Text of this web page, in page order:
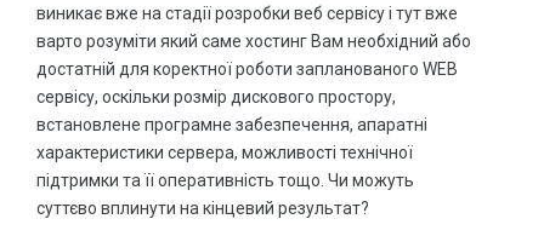
Перенесення сайту
SSL сертифікати
Підключення https протоколу для сайту HOT
Резервування даних
БРЕНДІНГ
виникає вже на стадії розробки веб сервісу і тут вже
варто розуміти який саме хостинг Вам необхідний або
достатній для коректної роботи запланованого WEB
сервісу, оскільки розмір дискового простору,
встановлене програмне забезпечення, апаратні
характеристики сервера, можливості технічної
підтримки та її оперативність тощо. Чи можуть
суттєво вплинути на кінцевий результат?